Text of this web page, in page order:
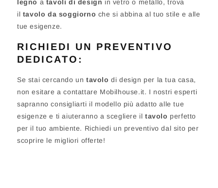
legno a tavoli di design in vetro o metallo, trova
il tavolo da soggiorno che si abbina al tuo stile e alle
tue esigenze.
RICHIEDI UN PREVENTIVO
DEDICATO:
Se stai cercando un tavolo di design per la tua casa,
non esitare a contattare Mobilhouse.it. I nostri esperti
sapranno consigliarti il modello più adatto alle tue
esigenze e ti aiuteranno a scegliere iltavolo perfetto
per il tuo ambiente. Richiedi un preventivo dal sito per
scoprire le migliori offerte!